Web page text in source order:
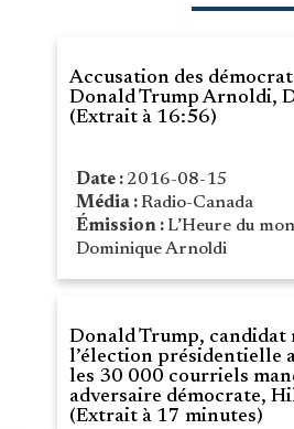
Accusation des
Donald Trump Arnoldi,
(Extrait à 16:56)
Date : 2016-08-15
Média :Radio-Canada
Émission : L’Heure du
Dominique Arnoldi
Donald Trump, candidat
l’élection présidentielle
les 30 000 courriels
adversaire démocrate,
(Extrait à 17 minutes)